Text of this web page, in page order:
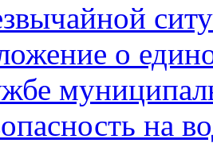
о
на